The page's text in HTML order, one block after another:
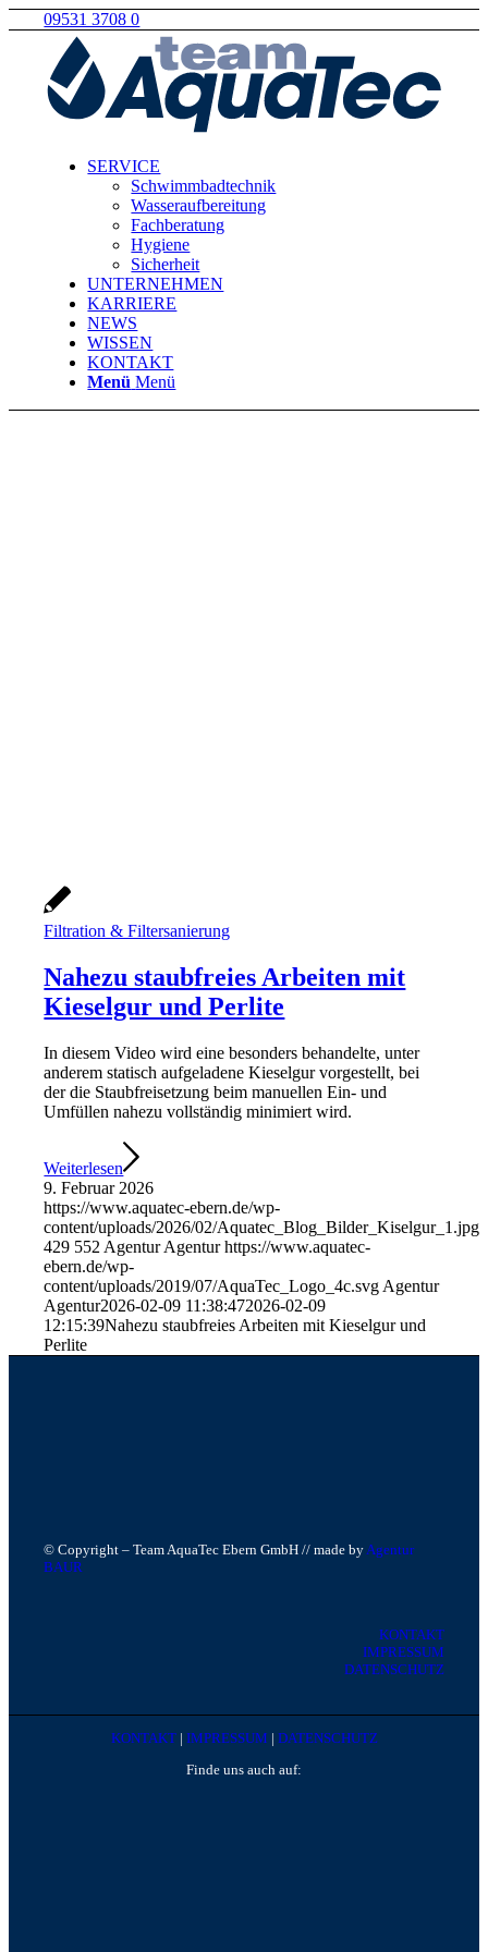
09531 3708 0
SERVICE
Schwimmbadtechnik
Wasseraufbereitung
Fachberatung
Hygiene
Sicherheit
UNTERNEHMEN
KARRIERE
NEWS
WISSEN
KONTAKT
Menü Menü
Filtration & Filtersanierung
Nahezu staubfreies Arbeiten mit
Kieselgur und Perlite
In diesem Video wird eine besonders behandelte, unter
anderem statisch aufgeladene Kieselgur vorgestellt, bei
der die Staubfreisetzung beim manuellen Ein- und
Umfüllen nahezu vollständig minimiert wird.
Weiterlesen
9. Februar 2026
https://www.aquatec-ebern.de/wp-
content/uploads/2026/02/Aquatec_Blog_Bilder_Kiselgur_1.jpg
429 552 Agentur Agentur https://www.aquatec-
ebern.de/wp-
content/uploads/2019/07/AquaTec_Logo_4c.svg Agentur
Agentur2026-02-09 11:38:472026-02-09
12:15:39Nahezu staubfreies Arbeiten mit Kieselgur und
Perlite
© Copyright – Team AquaTec Ebern GmbH // made byAgentur
BAUR
KONTAKT
IMPRESSUM
DATENSCHUTZ
KONTAKT| IMPRESSUM | DATENSCHUTZ
Finde uns auch auf: